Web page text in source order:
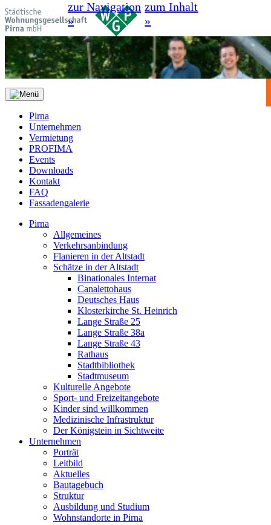
zur Navigation
»
zum Inhalt
»
Pirna
Unternehmen
Vermietung
PROFIMA
Events
Downloads
Kontakt
FAQ
Fassadengalerie
Pirna
Allgemeines
Verkehrsanbindung
Flanieren in der Altstadt
Schätze in der Altstadt
Binationales Internat
Canalettohaus
Deutsches Haus
Klosterkirche St. Heinrich
Lange Straße 25
Lange Straße 38a
Lange Straße 43
Rathaus
Stadtbibliothek
Stadtmuseum
Kulturelle Angebote
Sport- und Freizeitangebote
Kinder sind willkommen
Medizinische Infrastruktur
Der Königstein in Sichtweite
Unternehmen
Porträt
Leitbild
Aktuelles
Bautagebuch
Struktur
Ausbildung und Studium
Wohnstandorte in Pirna